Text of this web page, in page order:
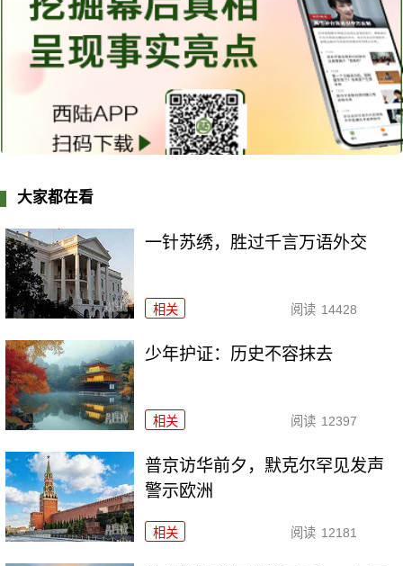
大家都在看
一针苏绣，胜过千言万语外交
相关 阅读 14428
少年护证：历史不容抹去
相关 阅读 12397
普京访华前夕，默克尔罕见发声
警示欧洲
相关 阅读 12181